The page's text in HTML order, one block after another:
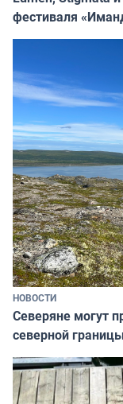
фестиваля
НОВОСТИ
Северяне могут
северной